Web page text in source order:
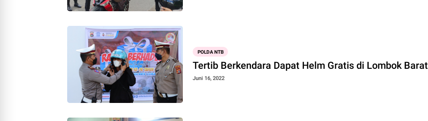
POLDA NTB
Tertib Berkendara Dapat Helm Gratis di Lombok Barat
Juni 16, 2022